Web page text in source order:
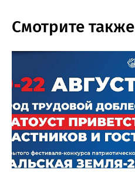
Смотрите также